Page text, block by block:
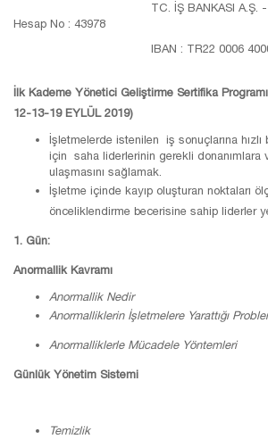
TC. İŞ BANKASI A.Ş.
Hesap No : 43978
IBAN : TR22 0006
İlk Kademe Yönetici Geliştirme Sertifika
12-13-19 EYLÜL 2019)
İşletmelerde istenilen iş sonuçlarına
için saha liderlerinin gerekli donanımlara
ulaşmasını sağlamak.
İşletme içinde kayıp oluşturan noktaları
önceliklendirme becerisine sahip liderler
1. Gün:
Anormallik Kavramı
Anormallik Nedir
Anormalliklerin İşletmelere Yarattığı
Anormalliklerle Mücadele Yöntemleri
Günlük Yönetim Sistemi
Temizlik